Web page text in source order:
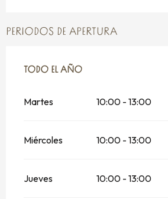
PERIODOS DE APERTURA
TODO EL AÑO
TODO EL AÑO
Martes 10:00 - 13:00
Miércoles 10:00 - 13:00
Jueves 10:00 - 13:00